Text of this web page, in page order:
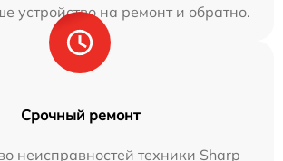
устройство на ремонт и обратно.
Срочный ремонт
неисправностей техники Sharp